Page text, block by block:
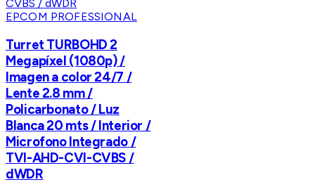
EPCOM PROFESSIONAL
Turret TURBOHD 2
Megapíxel (1080p) /
Imagen a color 24/7 /
Lente 2.8 mm /
Policarbonato / Luz
Blanca 20 mts / Interior /
Microfono Integrado /
TVI-AHD-CVI-CVBS /
dWDR